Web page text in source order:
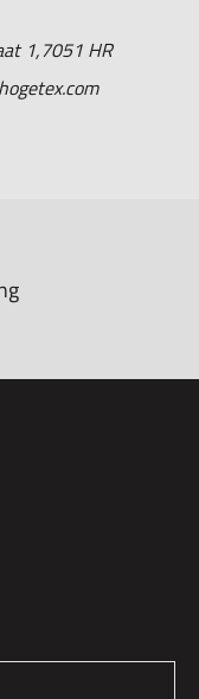
1,7051 HR